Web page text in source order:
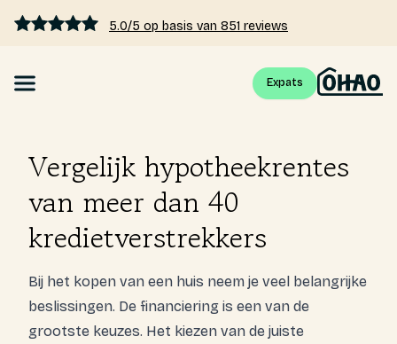
5.0/5 op basis van 851 reviews
Expats
Hypotheekrente vergelijken
Hypotheek berekenen
Kennis
Tarieven
Vergelijk hypotheekrentes
van meer dan 40
kredietverstrekkers
Bij het kopen van een huis neem je veel belangrijke
beslissingen. De financiering is een van de
grootste keuzes. Het kiezen van de juiste